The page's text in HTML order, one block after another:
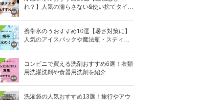
れ？】人気の濡らさない&使い捨てタイプ
携帯氷のうおすすめ10選【暑さ対策に】
人気のアイスパックや魔法瓶・スティッ
コンビニで買える洗剤おすすめ6選！衣類
用洗濯洗剤や食器用洗剤を紹介
洗濯袋の人気おすすめ13選！旅行やアウ